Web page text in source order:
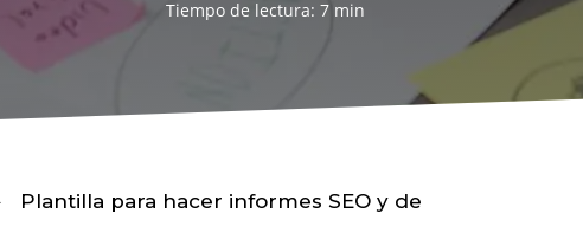
Tiempo de lectura: 7 min
Plantilla para hacer informes SEO y de